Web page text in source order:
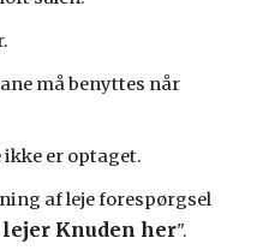
må benyttes når
ikke er optaget.
af leje forespørgsel
lejer Knuden her".